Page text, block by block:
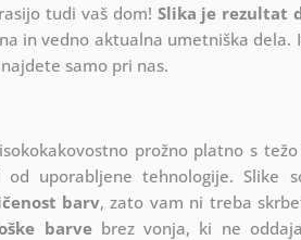
tudi vaš dom! Slika je rezultat
in vedno aktualna umetniška
samo pri nas.
prožno platno s
uporabljene tehnologije. Slike
barv, zato vam ni treba
barvebrez vonja, ki ne